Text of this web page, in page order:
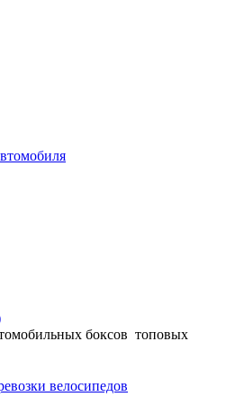
боксов топовых
велосипедов